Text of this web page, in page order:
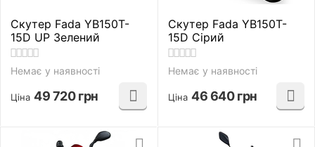
Скутер Fada YB150T-
15D UP Зелений
Немає у наявності
Ціна 49 720 грн
Скутер Fada YB150T-
15D Сірий
Немає у наявності
Ціна 46 640 грн